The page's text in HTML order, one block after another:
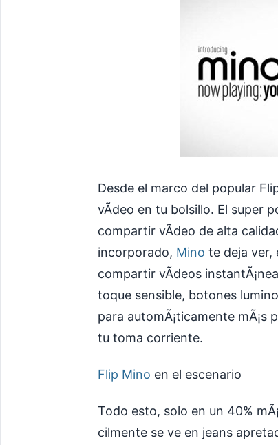
Desde el marco del popular
vÃ­deo en tu bolsillo. El super
compartir vÃ­deo de alta
incorporado, Mino te deja ver,
compartir vÃ­deos
toque sensible, botones
para automÃ¡ticamente
tu toma corriente.
Flip Mino en el escenario
Todo esto, solo en un 40%
cilmente se ve en jeans